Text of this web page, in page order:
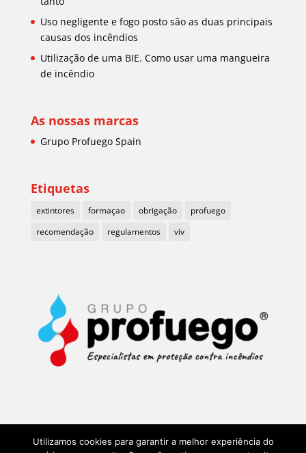
Uso negligente e fogo posto são as duas principais
causas dos incêndios
Utilização de uma BIE. Como usar uma mangueira
de incêndio
As nossas marcas
Grupo Profuego Spain
Etiquetas
extintores formaçao obrigação
profuego
recomendação
regulamentos viv
Utilizamos cookies para garantir a melhor experiência do